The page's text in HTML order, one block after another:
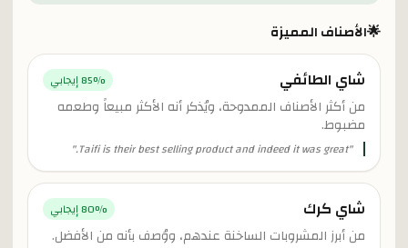
🌟الأصناف المميزة
شاي الطائفي 85% إيجابي
من أكثر الأصناف الممدوحة، ويُذكر أنه الأكثر مبيعاً وطعمه
مضبوط.
"
Taifi is their best selling product and indeed it was great.
"
شاي كرك 80% إيجابي
من أبرز المشروبات الساخنة عندهم، ووُصف بأنه من الأفضل.